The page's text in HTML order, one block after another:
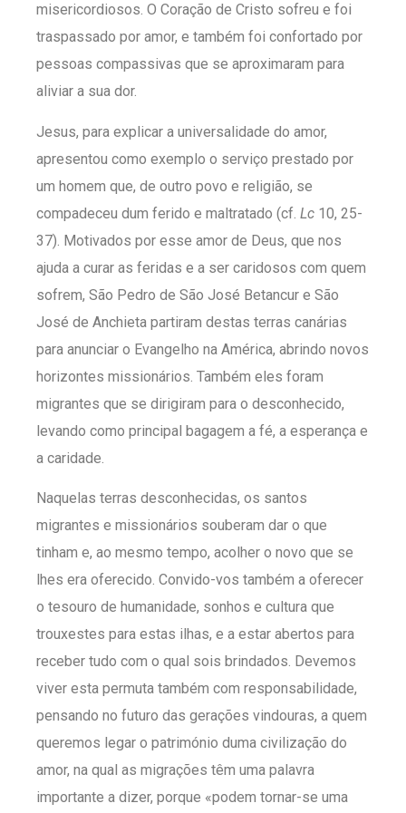
misericordiosos. O Coração de Cristo sofreu e foi
traspassado por amor, e também foi confortado por
pessoas compassivas que se aproximaram para
aliviar a sua dor.
Jesus, para explicar a universalidade do amor,
apresentou como exemplo o serviço prestado por
um homem que, de outro povo e religião, se
compadeceu dum ferido e maltratado (cf. Lc 10, 25-
37). Motivados por esse amor de Deus, que nos
ajuda a curar as feridas e a ser caridosos com quem
sofrem, São Pedro de São José Betancur e São
José de Anchieta partiram destas terras canárias
para anunciar o Evangelho na América, abrindo novos
horizontes missionários. Também eles foram
migrantes que se dirigiram para o desconhecido,
levando como principal bagagem a fé, a esperança e
a caridade.
Naquelas terras desconhecidas, os santos
migrantes e missionários souberam dar o que
tinham e, ao mesmo tempo, acolher o novo que se
lhes era oferecido. Convido-vos também a oferecer
o tesouro de humanidade, sonhos e cultura que
trouxestes para estas ilhas, e a estar abertos para
receber tudo com o qual sois brindados. Devemos
viver esta permuta também com responsabilidade,
pensando no futuro das gerações vindouras, a quem
queremos legar o património duma civilização do
amor, na qual as migrações têm uma palavra
importante a dizer, porque «podem tornar-se uma